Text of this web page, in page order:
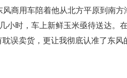
商用车陪着他从北方平原到南
小时，车上新鲜玉米亟待送达。
耽误卖货，更让我彻底认准了东